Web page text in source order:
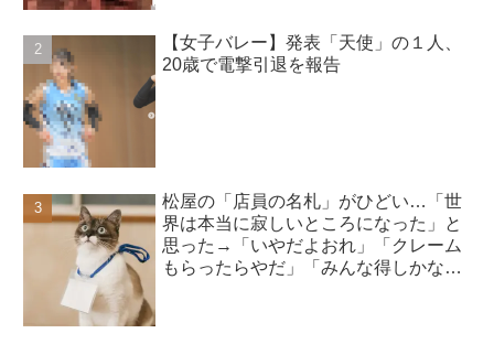
【女子バレー】発表「天使」の１人、
20歳で電撃引退を報告
松屋の「店員の名札」がひどい…「世
界は本当に寂しいところになった」と
思った→「いやだよおれ」「クレーム
もらったらやだ」「みんな得しかな